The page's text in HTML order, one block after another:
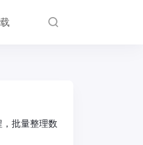
批量整理数